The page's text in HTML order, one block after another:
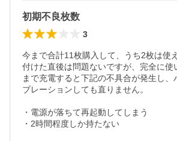
初期不良枚数
3
今まで合計11枚購入して、うち2枚は使
付けた直後は問題ないですが、完全に使
まで充電すると下記の不具合が発生し、
ブレーションしても直りません。
・電源が落ちて再起動してしまう
・2時間程度しか持たない